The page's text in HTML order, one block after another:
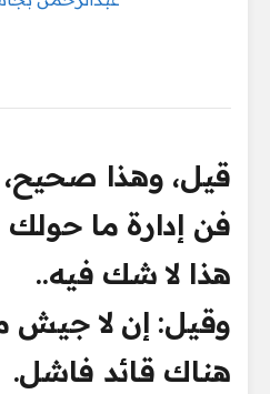
قيل، وهذا صحيح،
فن إدارة ما
هذا لا شك فيه..
وقيل: إن لا جيش
هناك قائد فاشل.